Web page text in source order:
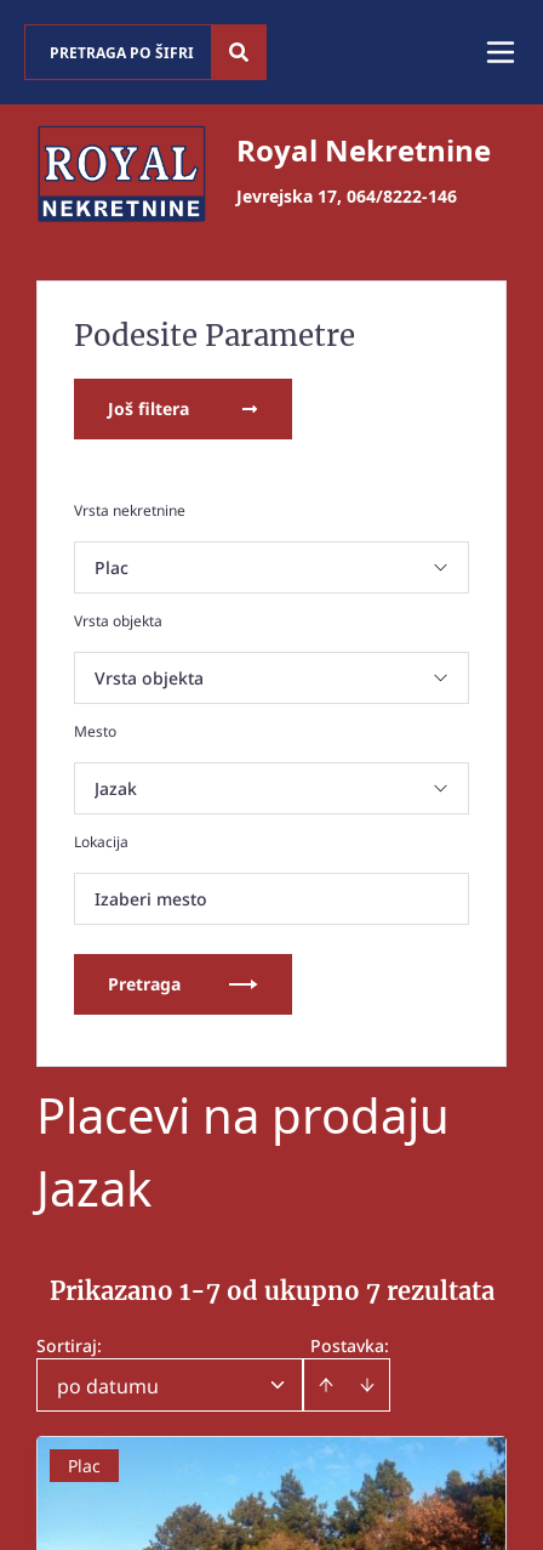
Royal Nekretnine
Jevrejska 17, 064/8222-146
Podesite Parametre
Još filtera
Vrsta nekretnine
Vrsta objekta
Mesto
Lokacija
Izaberi mesto
Pretraga
Placevi na prodaju
Jazak
Prikazano 1-7 od ukupno 7 rezultata
Postavka:
Sortiraj:
po datumu
Plac